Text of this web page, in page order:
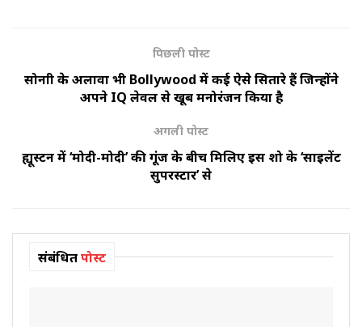
पिछली पोस्ट
सोनाक्षी के अलावा भी Bollywood में कई ऐसे सितारे हैं जिन्होंने
अपने IQ लेवल से खूब मनोरंजन किया है
अगली पोस्ट
ह्यूस्टन में ‘मोदी-मोदी’ की गूंज के बीच मिलिए इस शो के ‘साइलेंट
सुपरस्टार’ से
संबंधितपोस्ट